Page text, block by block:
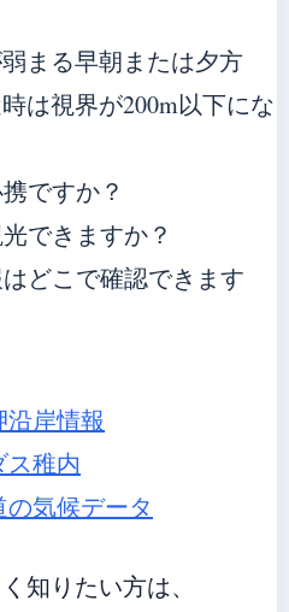
まる早朝または夕方
は視界が200m以下にな
ですか？
できますか？
どこで確認できます
岸情報
稚内
気候データ
知りたい方は、